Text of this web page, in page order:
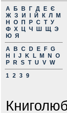
А Б В Г Д Е Є
Ж З И Й К Л
М
Н
О П Р С Т У
Ф Х Ц Ч Ш Щ Э
Ю Я
A
B C D E F G
H
J K L M N
O
P
R S T U V W
1 2 3 9